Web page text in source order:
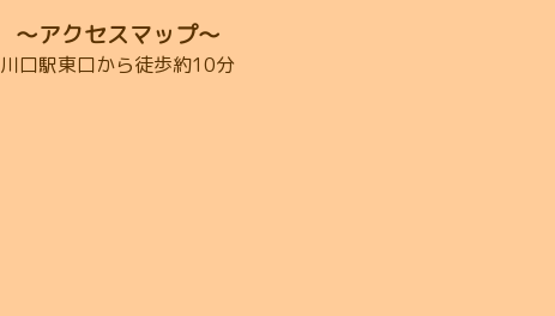
～アクセスマップ～
川口駅東口から徒歩約10分